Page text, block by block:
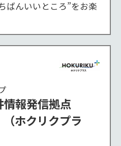
ばんいいところ”をお楽
報発信拠点
（ホクリクプラ